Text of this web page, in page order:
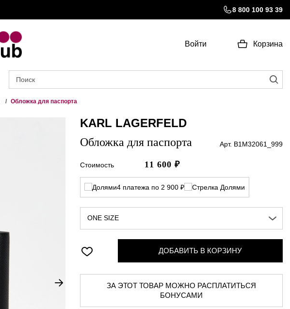
8 800 100 93 39
Войти Корзина
Обложка для паспорта
KARL LAGERFELD
Обложка для паспорта Арт. B1M32061_999
Стоимость 11 600 ₽
4 платежа по 2 900 ₽
ONE SIZE
ДОБАВИТЬ В КОРЗИНУ
ЗА ЭТОТ ТОВАР МОЖНО РАСПЛАТИТЬСЯ
БОНУСАМИ